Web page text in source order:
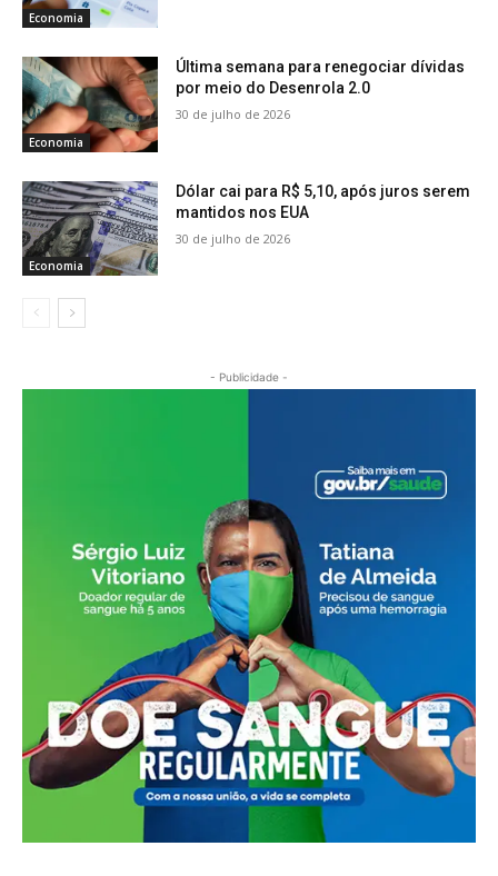
Economia
Economia
Última semana para renegociar dívidas
por meio do Desenrola 2.0
30 de julho de 2026
Economia
Dólar cai para R$ 5,10, após juros serem
mantidos nos EUA
30 de julho de 2026
- Publicidade -